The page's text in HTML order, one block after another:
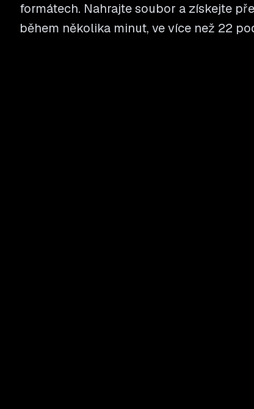
formátech. Nahrajte soubor a získejte
během několika minut, ve více než 22